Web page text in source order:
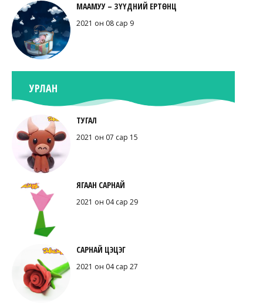
МААМУУ – ЗҮҮДНИЙ ЕРТӨНЦ
2021 он 08 сар 9
УРЛАН
ТУГАЛ
2021 он 07 сар 15
ЯГААН САРНАЙ
2021 он 04 сар 29
САРНАЙ ЦЭЦЭГ
2021 он 04 сар 27